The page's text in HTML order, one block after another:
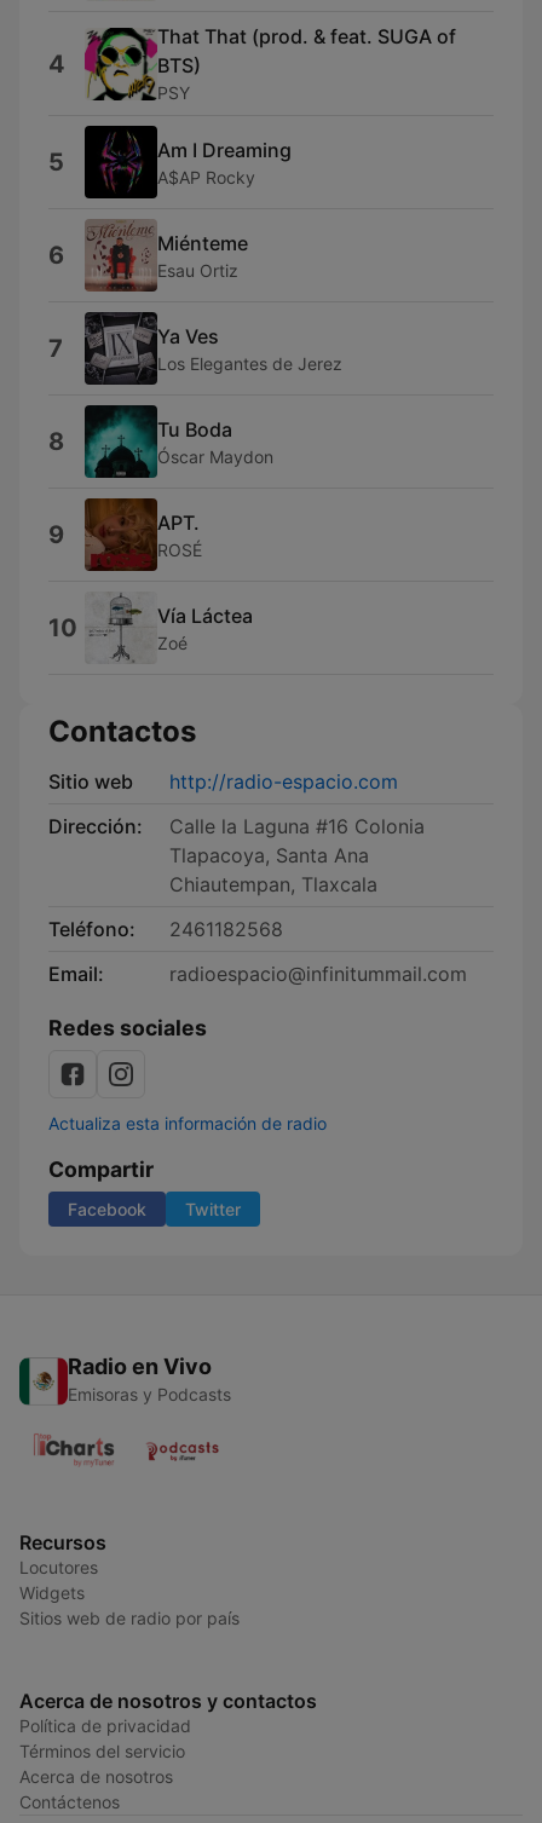
4
That That (prod. & feat. SUGA of
BTS)
PSY
5 Am I Dreaming
A$AP Rocky
6 Miénteme
Esau Ortiz
7 Ya Ves
Los Elegantes de Jerez
8 Tu Boda
Óscar Maydon
9 APT.
ROSÉ
10 Vía Láctea
Zoé
Contactos
Sitio web
http://radio-espacio.com
Dirección:
Calle la Laguna #16 Colonia
Tlapacoya, Santa Ana
Chiautempan, Tlaxcala
Teléfono:
2461182568
Email:
radioespacio@infinitummail.com
Redes sociales
Actualiza esta información de radio
Compartir
Facebook Twitter
Radio en Vivo
Emisoras y Podcasts
Recursos
Locutores
Widgets
Sitios web de radio por país
Acerca de nosotros y contactos
Política de privacidad
Términos del servicio
Acerca de nosotros
Contáctenos